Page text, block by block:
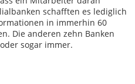
schafften es lediglich
in immerhin 60
Die anderen zehn Banken
sogar immer.